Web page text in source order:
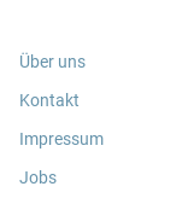
Über uns
Kontakt
Impressum
Jobs